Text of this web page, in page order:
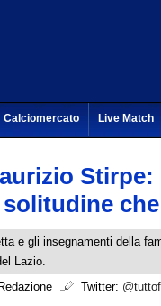
Calciomercato Live Match
solitudine
e gli insegnamenti della
Lazio.
Twitter: